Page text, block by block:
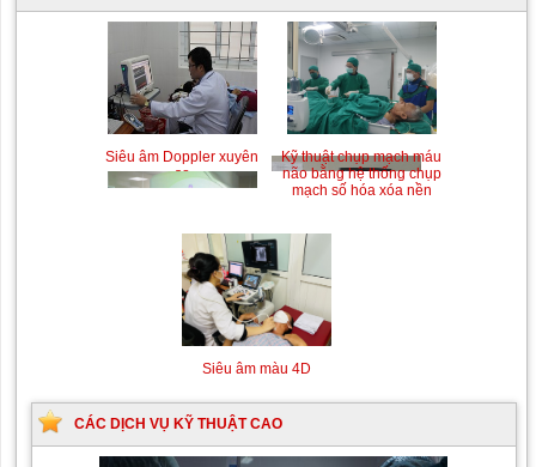
Siêu âm Doppler xuyên
sọ
Kỹ thuật chụp mạch máu
não bằng hệ thống chụp
mạch số hóa xóa nền
Siêu âm màu 4D
CÁC DỊCH VỤ KỸ THUẬT CAO